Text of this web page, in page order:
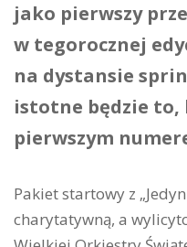
jako pierwszy
w tegorocznej
na dystansie
istotne będzie
pierwszym
Pakiet startowy z
charytatywną, a